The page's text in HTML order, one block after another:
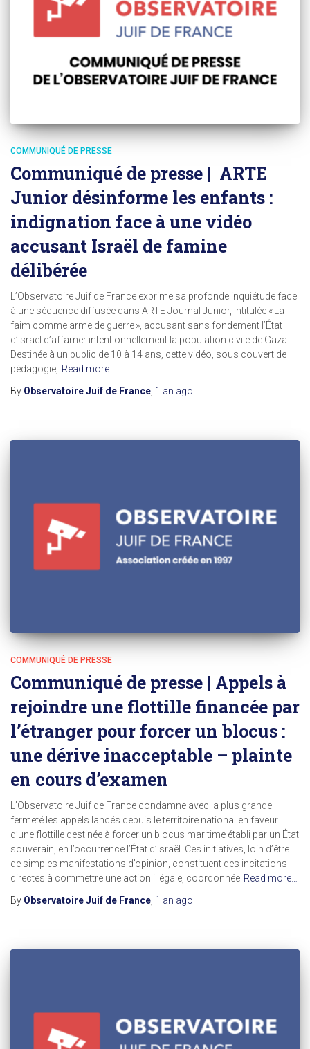
COMMUNIQUÉ DE PRESSE
Communiqué de presse | ARTE
Junior désinforme les enfants :
indignation face à une vidéo
accusant Israël de famine
délibérée
L’Observatoire Juif de France exprime sa profonde inquiétude face
à une séquence diffusée dans ARTE Journal Junior, intitulée « La
faim comme arme de guerre », accusant sans fondement l’État
d’Israël d’affamer intentionnellement la population civile de Gaza.
Destinée à un public de 10 à 14 ans, cette vidéo, sous couvert de
pédagogie, Read more…
By Observatoire Juif de France, 1 an ago
COMMUNIQUÉ DE PRESSE
Communiqué de presse | Appels à
rejoindre une flottille financée par
l’étranger pour forcer un blocus :
une dérive inacceptable – plainte
en cours d’examen
L’Observatoire Juif de France condamne avec la plus grande
fermeté les appels lancés depuis le territoire national en faveur
d’une flottille destinée à forcer un blocus maritime établi par un État
souverain, en l’occurrence l’État d’Israël. Ces initiatives, loin d’être
de simples manifestations d’opinion, constituent des incitations
directes à commettre une action illégale, coordonnée Read more…
By Observatoire Juif de France 1 an ago